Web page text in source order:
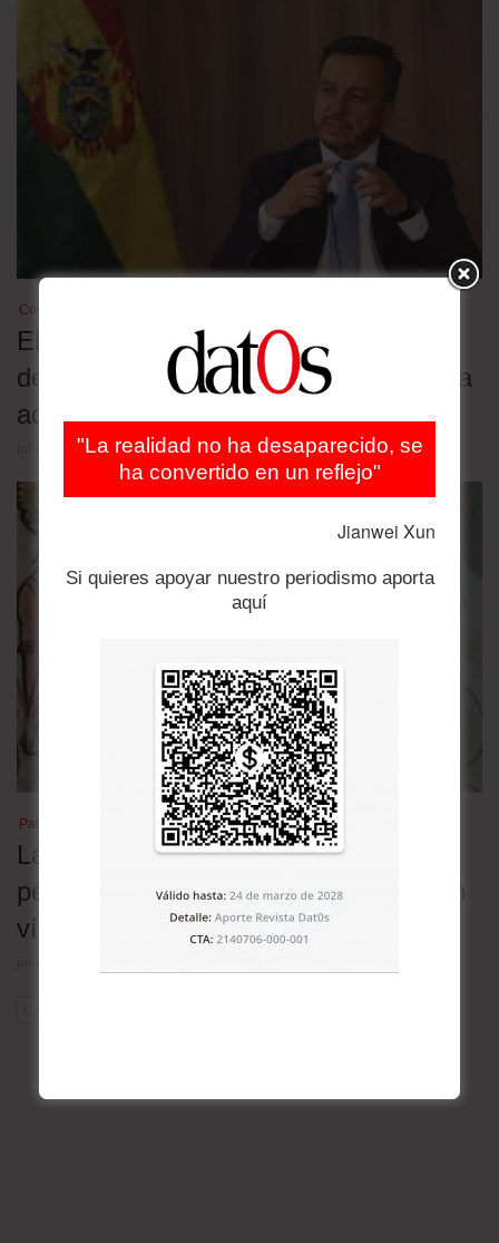
Combustibles
El exministro de Hidrocarburos es
detenido por la distribución de gasolina
adulterada
julio 29, 2026
Patrimonio cultural
Las lenguas nativas en Bolivia en
peligro: 30 de las 36 oficiales están en
vías de extinción
"La realidad no ha desaparecido, se
ha convertido en un reflejo"
Jianwei Xun
Si quieres apoyar nuestro periodismo aporta
aquí